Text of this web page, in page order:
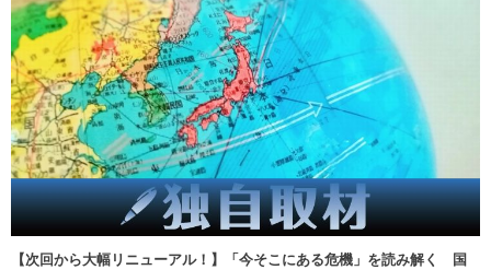
【次回から大幅リニューアル！】「今そこにある危機」を読み解く 国